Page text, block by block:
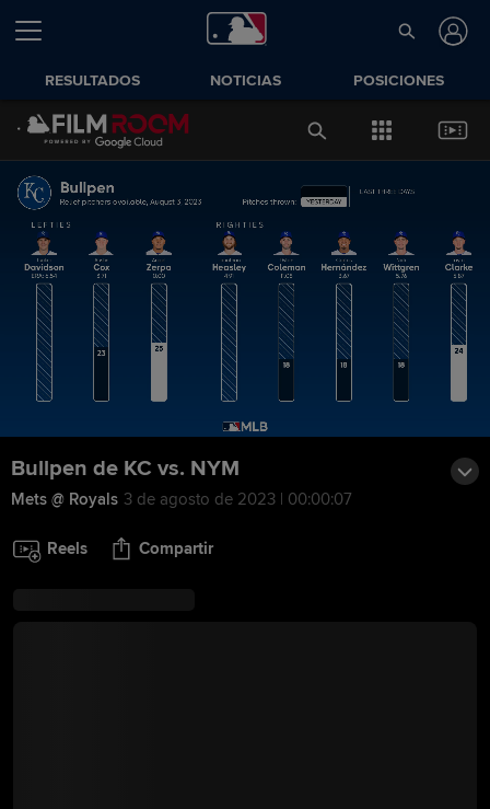
RESULTADOS NOTICIAS POSICIONES
Bullpen de KC vs. NYM
Mets @ Royals 3 de agosto de 2023 | 00:00:07
Reels Compartir